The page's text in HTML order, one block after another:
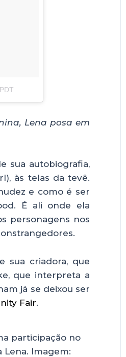
Lena posa em
sua autobiografia,
às telas da tevê.
e como é ser
É ali onde ela
personagens nos
sua criadora, que
que interpreta a
já se deixou ser
Fair.
participação no
Lena. Imagem: